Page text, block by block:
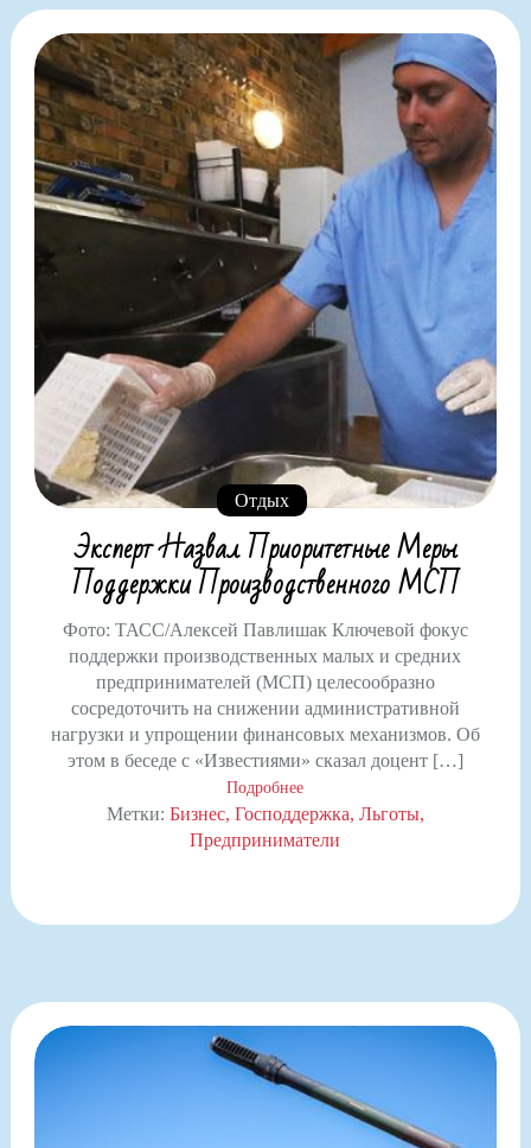
Отдых
Эксперт Назвал Приоритетные Меры
Поддержки Производственного МСП
Фото: ТАСС/Алексей Павлишак Ключевой фокус
поддержки производственных малых и средних
предпринимателей (МСП) целесообразно
сосредоточить на снижении административной
нагрузки и упрощении финансовых механизмов. Об
этом в беседе с «Известиями» сказал доцент […]
Подробнее
Метки: Бизнес Господдержка Льготы
Предприниматели